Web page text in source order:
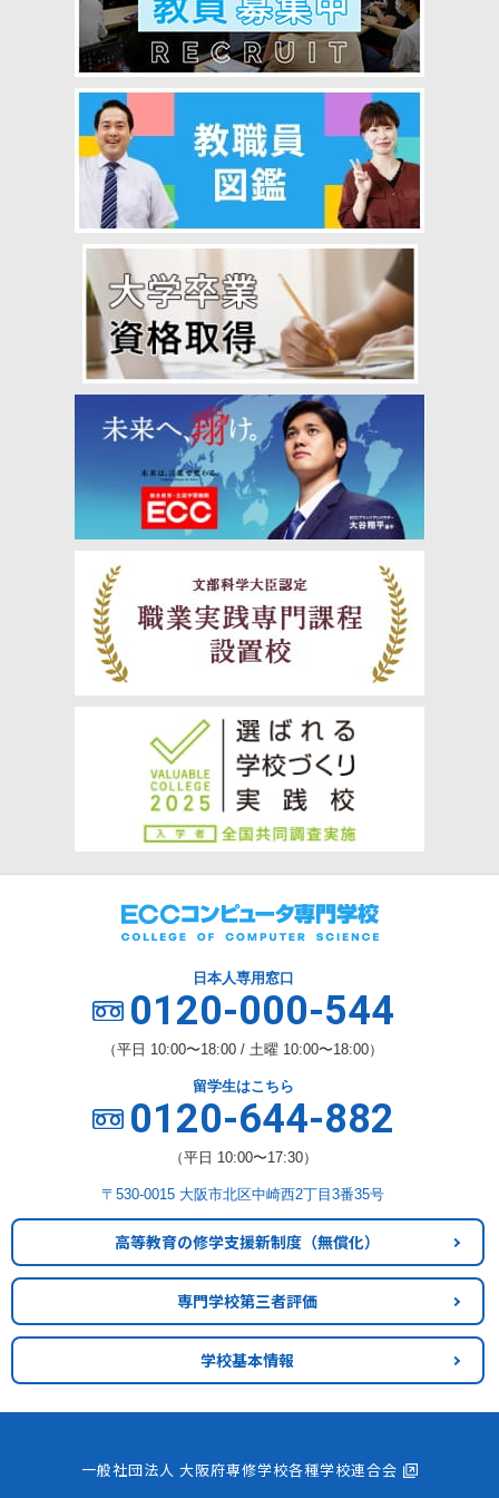
日本人専用窓口
0120-000-544
（平日 10:00〜18:00 / 土曜 10:00〜18:00）
留学生はこちら
0120-644-882
（平日 10:00〜17:30）
〒530-0015 大阪市北区中崎西2丁目3番35号
高等教育の修学支援新制度 （無償化）
専門学校第三者評価
学校基本情報
一般社団法人 大阪府専修学校各種学校連合会